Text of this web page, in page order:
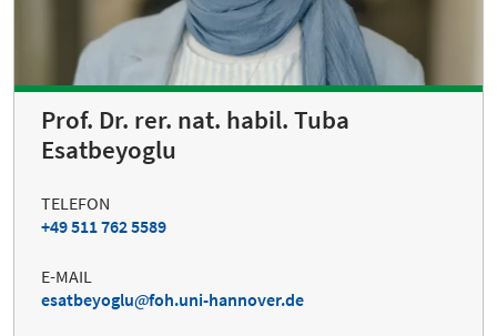
Prof. Dr. rer. nat. habil. Tuba
Esatbeyoglu
TELEFON
+49 511 762 5589
E-MAIL
esatbeyoglu
foh.uni-hannover.de